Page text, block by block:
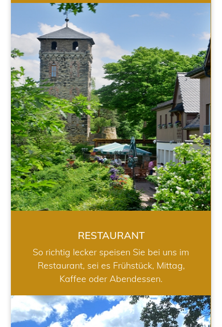
RESTAURANT
RESTAURANT
So richtig lecker speisen Sie bei uns im
Restaurant, sei es Frühstück, Mittag,
Kaffee oder Abendessen.